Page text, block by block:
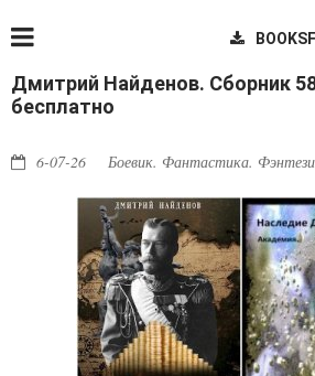
Дмитрий Найденов. Сборник
бесплатно
6-07-26 Боевик. Фантастика. Фэнтези